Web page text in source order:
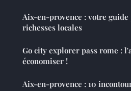
Aix-en-provence : votre
richesses locales
Go city explorer pass rome :
économiser !
Aix-en-provence : 10